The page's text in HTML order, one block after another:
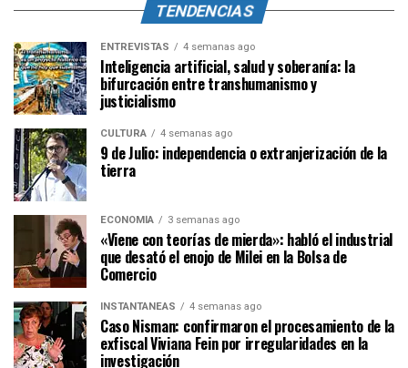
TENDENCIAS
ENTREVISTAS 4 semanas ago
Inteligencia artificial, salud y soberanía: la
bifurcación entre transhumanismo y
justicialismo
CULTURA 4 semanas ago
9 de Julio: independencia o extranjerización de la
tierra
ECONOMÍA 3 semanas ago
«Viene con teorías de mierda»: habló el industrial
que desató el enojo de Milei en la Bolsa de
Comercio
INSTANTÁNEAS 4 semanas ago
Caso Nisman: confirmaron el procesamiento de la
exfiscal Viviana Fein por irregularidades en la
investigación